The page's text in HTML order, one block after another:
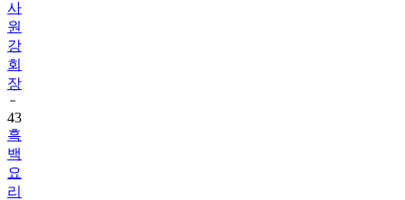
강
회
장
43
흑
백
요
리
사